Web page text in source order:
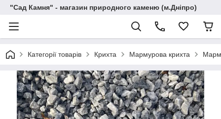
"Сад Камня" - магазин природного каменю (м.Дніпро)
Категорії товарів Крихта Мармурова крихта